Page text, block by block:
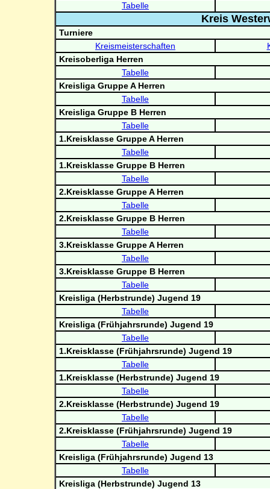
Tabelle
Kreis
Turniere
Kreismeisterschaften
Kreisoberliga Herren
Tabelle
Kreisliga Gruppe A Herren
Tabelle
Kreisliga Gruppe B Herren
Tabelle
1.Kreisklasse Gruppe A Herren
Tabelle
1.Kreisklasse Gruppe B Herren
Tabelle
2.Kreisklasse Gruppe A Herren
Tabelle
2.Kreisklasse Gruppe B Herren
Tabelle
3.Kreisklasse Gruppe A Herren
Tabelle
3.Kreisklasse Gruppe B Herren
Tabelle
Kreisliga (Herbstrunde) Jugend 19
Tabelle
Kreisliga (Frühjahrsrunde) Jugend 19
Tabelle
1.Kreisklasse (Frühjahrsrunde) Jugend 19
Tabelle
1.Kreisklasse (Herbstrunde) Jugend 19
Tabelle
2.Kreisklasse (Herbstrunde) Jugend 19
Tabelle
2.Kreisklasse (Frühjahrsrunde) Jugend 19
Tabelle
Kreisliga (Frühjahrsrunde) Jugend 13
Tabelle
Kreisliga (Herbstrunde) Jugend 13